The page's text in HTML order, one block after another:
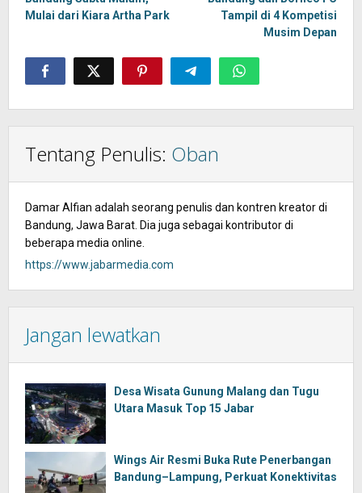
Mulai dari Kiara Artha Park
Tampil di 4 Kompetisi
Musim Depan
Tentang Penulis: Oban
Damar Alfian adalah seorang penulis dan kontren kreator di
Bandung, Jawa Barat. Dia juga sebagai kontributor di
beberapa media online.
https://www.jabarmedia.com
Jangan lewatkan
Desa Wisata Gunung Malang dan Tugu
Utara Masuk Top 15 Jabar
Wings Air Resmi Buka Rute Penerbangan
Bandung–Lampung, Perkuat Konektivitas